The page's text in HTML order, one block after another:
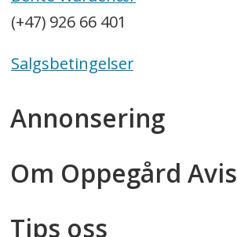
(+47) 926 66 401
Salgsbetingelser
Annonsering
Om Oppegård Avis
Tips oss